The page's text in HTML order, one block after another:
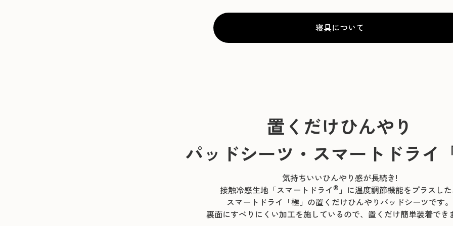
寝具について
置くだけひんやり
パッドシーツ・スマートドライ
気持ちいいひんやり感が長続き!
接触冷感生地「スマートドライ® 」に温度調節機能をプラスした
スマートドライ「極」の置くだけひんやりパッドシーツです。
裏面にすべりにくい加工を施しているので、置くだけ簡単装着でき